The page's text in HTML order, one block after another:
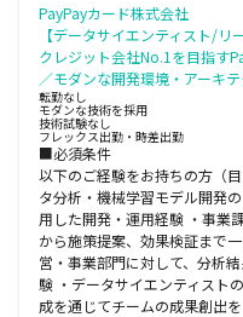
PayPayカード株式会社
【データサイエンティスト/リ
クレジット会社No.1を目指す
／モダンな開発環境・アーキ
転勤なし
モダンな技術を採用
技術試験なし
フレックス出勤・時差出勤
■必須条件
以下のご経験をお持ちの方（
タ分析・機械学習モデル開発
用した開発・運用経験 ・事業
から施策提案、効果検証まで
営・事業部門に対して、分析
験 ・データサイエンティスト
成を通じてチームの成果創出